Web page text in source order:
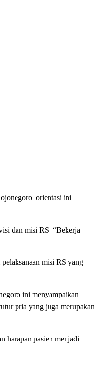
orientasi ini
dan misi RS. “Bekerja
misi RS yang
ini menyampaikan
pria yang juga merupakan
harapan pasien menjadi